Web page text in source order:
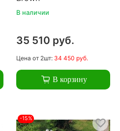
В наличии
35 510 руб.
Цена от 2шт: 34 450 руб.
В корзину
-15%